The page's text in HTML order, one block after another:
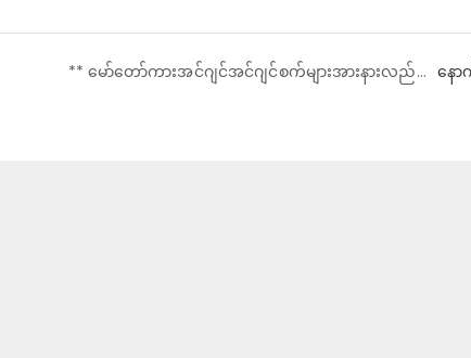
** မော်တော်ကားအင်ဂျင်အင်ဂျင်စက်များအားနားလည်ခြင်း - အတိုချုပ်လမ်းညွှန် ** နေ